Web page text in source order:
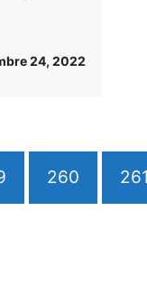
24, 2022
260